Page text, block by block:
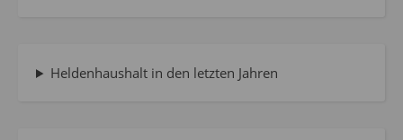
Heldenhaushalt in den letzten Jahren